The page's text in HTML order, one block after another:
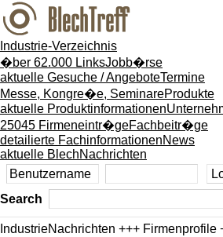
Industrie-Verzeichnis
�ber 62.000 LinksJobb�rse
aktuelle Gesuche / AngeboteTermine
Messe, Kongre�e, SeminareProdukte
aktuelle Produktinformationen
25045 Firmeneintr�geFachbeitr�ge
detailierte FachinformationenNews
aktuelle BlechNachrichten
Search
IndustrieNachrichten +++